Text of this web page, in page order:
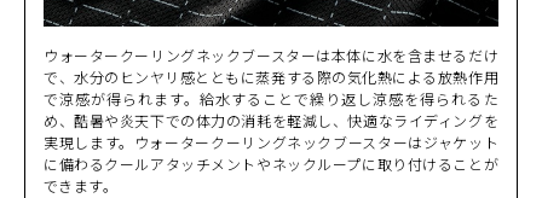
ウォータークーリングネックブースターは本体に水を含ませるだけ
で、水分のヒンヤリ感とともに蒸発する際の気化熱による放熱作用
で涼感が得られます。給水することで繰り返し涼感を得られるた
め、酷暑や炎天下での体力の消耗を軽減し、快適なライディングを
実現します。ウォータークーリングネックブースターはジャケット
に備わるクールアタッチメントやネックループに取り付けることが
できます。